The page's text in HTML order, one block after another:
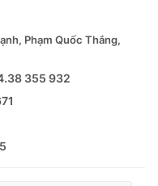
Phạm Quốc Thắng,
355 932